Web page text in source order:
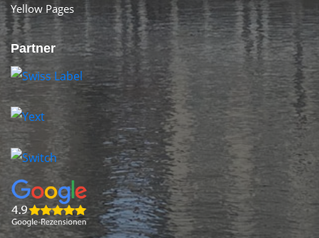
Yellow Pages
Partner